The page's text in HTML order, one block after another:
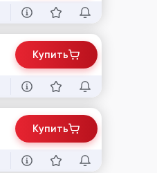
Купить
Купить